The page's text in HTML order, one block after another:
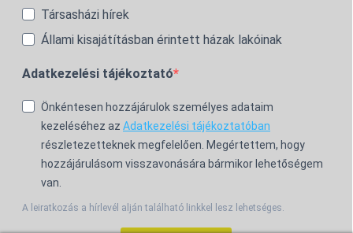
Társasházi hírek
Állami kisajátításban érintett házak lakóinak
Adatkezelési tájékoztató
Önkéntesen hozzájárulok személyes adataim
kezeléséhez az Adatkezelési tájékoztatóban
részletezetteknek megfelelően. Megértettem, hogy
hozzájárulásom visszavonására bármikor lehetőségem
van.
A leiratkozás a hírlevél alján található linkkel lesz lehetséges.